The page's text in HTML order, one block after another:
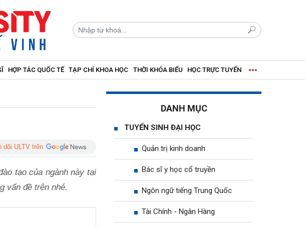
HỢP TÁC QUỐC TẾ TẠP CHÍ KHOA HỌC THỜI KHÓA BIỂU HỌC TRỰC TUYẾN
dõi ULTV trên
tạo của ngành này tại
vấn đề trên nhé.
DANH MỤC
TUYỂN SINH ĐẠI HỌC
Quản trị kinh doanh
Bác sĩ y học cổ truyền
Ngôn ngữ tiếng Trung Quốc
Tài Chính - Ngân Hàng